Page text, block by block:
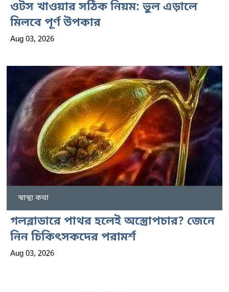
ওটস খাওয়ার সঠিক নিয়ম: ভুল এড়ালে
মিলবে পূর্ণ উপকার
Aug 03, 2026
স্বাস্থ্য কথা
গলব্লাডারে পাথর হলেই অস্ত্রোপচার? জেনে
নিন চিকিৎসকদের পরামর্শ
Aug 03, 2026